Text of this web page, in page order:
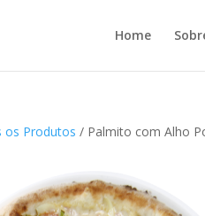
Home
os Produtos / Palmito com Alho